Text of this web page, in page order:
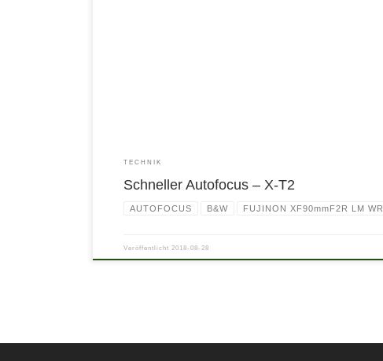
TECHNIK
Schneller Autofocus – X-T2
AUTOFOCUS B&W FUJINON XF90mmF2R LM WR
Veröffentlicht 2018-08-28